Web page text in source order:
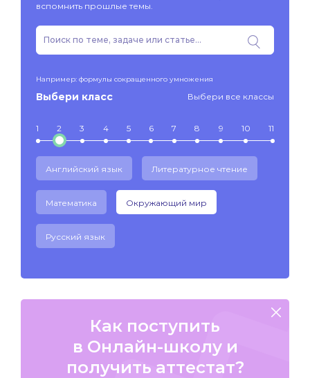
вспомнить прошлые темы.
Например: формулы сокращенного умножения
Выбери класс Выбери все классы
1 2 3 4 5 6 7 8 9 10 11
Английский язык Литературное чтение
Математика Окружающий мир
Русский язык
Как поступить
в Онлайн-школу и
получить аттестат?